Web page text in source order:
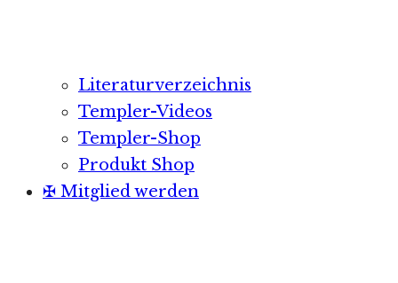
Literaturverzeichnis
Templer-Videos
Templer-Shop
Produkt Shop
✠ Mitglied werden